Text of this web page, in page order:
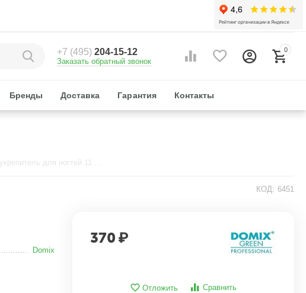
+7 (495)204-15-12
Заказать обратный звонок
0
Бренды Доставка Гарантия Контакты
Мультивитаминный укрепитель для ногтей 11 мл. Domix
КОД: 6451
Domix
370 ₽
Отложить Сравнить